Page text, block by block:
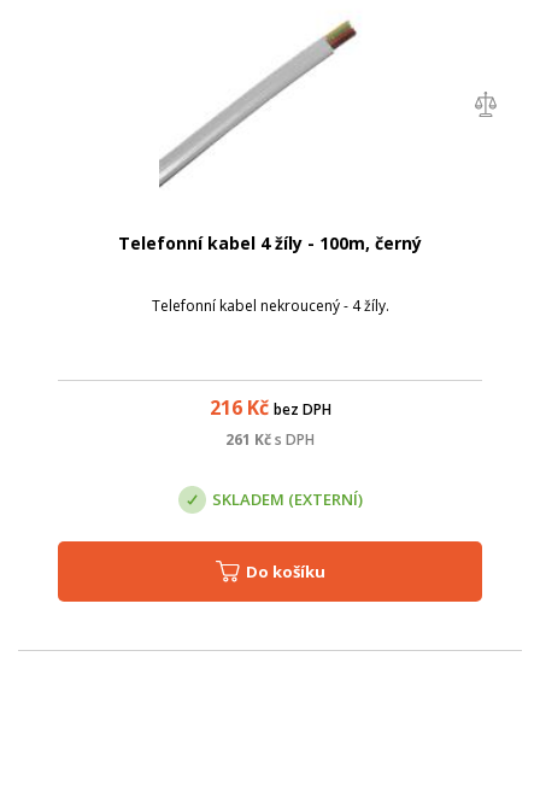
Telefonní kabel 4 žíly - 100m, černý
Telefonní kabel nekroucený - 4 žíly.
216Kč bez DPH
261 Kčs DPH
SKLADEM (EXTERNÍ)
Do košíku